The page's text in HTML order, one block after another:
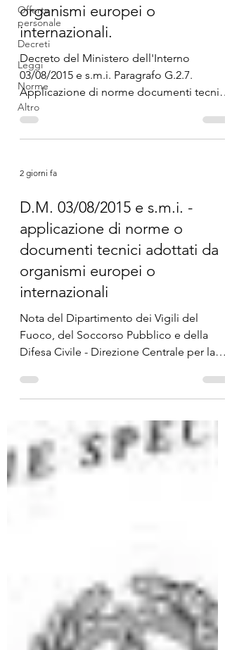
Offerta
personale
Decreti
Leggi
Norme
Altro
organismi europei o
internazionali.
Decreto del Ministero dell'Interno
03/08/2015 e s.m.i. Paragrafo G.2.7.
Applicazione di norme documenti tecnici
adottati da organismi europei o
internazionali. Rettifica (errata corrige) alla
nota prot. 15002 del 22 Luglio 2026
2 giorni fa
D.M. 03/08/2015 e s.m.i. -
applicazione di norme o
documenti tecnici adottati da
organismi europei o
internazionali
Nota del Dipartimento dei Vigili del
Fuoco, del Soccorso Pubblico e della
Difesa Civile - Direzione Centrale per la
Antincendio ed Energetica, avente ad
oggetto l'applicazione di norme o
documenti tecnici adottati da organismi
europei o internazionali ai sensi del
paragrafo G 2.7 del D.M. 03 Agosto 2015 e
s.m.i.